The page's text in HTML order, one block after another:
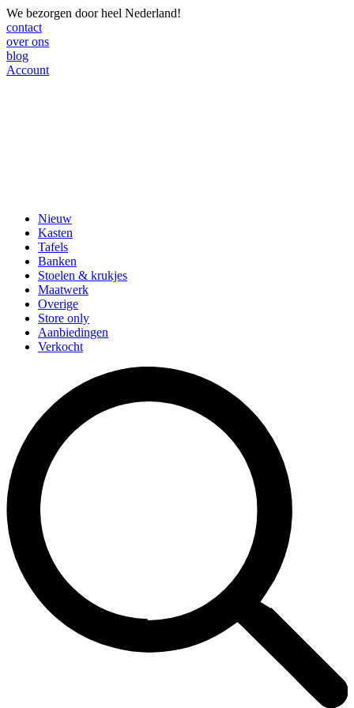
We bezorgen door heel Nederland!
contact
over ons
blog
Account
Nieuw
Kasten
Tafels
Banken
Stoelen & krukjes
Maatwerk
Overige
Store only
Aanbiedingen
Verkocht